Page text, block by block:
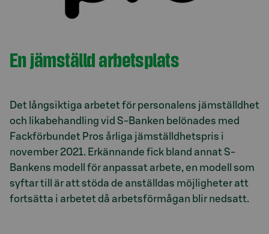
En jämställd arbetsplats
Det långsiktiga arbetet för personalens jämställdhet
och likabehandling vid S-Banken belönades med
Fackförbundet Pros årliga jämställdhetspris i
november 2021. Erkännande fick bland annat S-
Bankens modell för anpassat arbete, en modell som
syftar till är att stöda de anställdas möjligheter att
fortsätta i arbetet då arbetsförmågan blir nedsatt.